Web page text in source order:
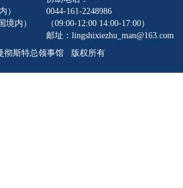
）
境内）
0044-161-2248986
（09:00-12:00 14:00-17:00）
邮址：lingshixiezhu_man@163.com
彻斯特总领事馆 版权所有